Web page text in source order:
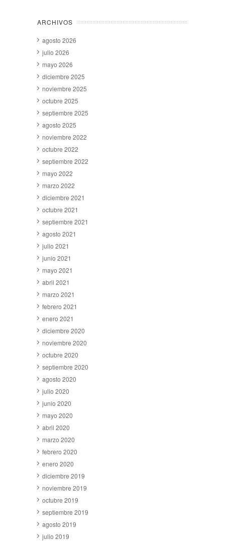
ARCHIVOS
agosto 2026
julio 2026
mayo 2026
diciembre 2025
noviembre 2025
octubre 2025
septiembre 2025
agosto 2025
noviembre 2022
octubre 2022
septiembre 2022
mayo 2022
marzo 2022
diciembre 2021
octubre 2021
septiembre 2021
agosto 2021
julio 2021
junio 2021
mayo 2021
abril 2021
marzo 2021
febrero 2021
enero 2021
diciembre 2020
noviembre 2020
octubre 2020
septiembre 2020
agosto 2020
julio 2020
junio 2020
mayo 2020
abril 2020
marzo 2020
febrero 2020
enero 2020
diciembre 2019
noviembre 2019
octubre 2019
septiembre 2019
agosto 2019
julio 2019